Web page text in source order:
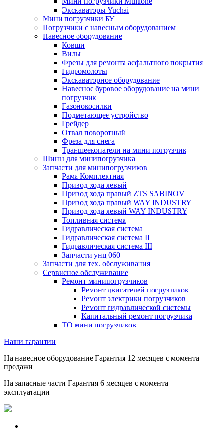
Экскаваторы Yuchai
Мини погрузчики БУ
Погрузчики с навесным оборудованием
Навесное оборудование
Ковши
Вилы
Фрезы для ремонта асфальтного покрытия
Гидромолоты
Экскаваторное оборудование
Навесное буровое оборудование на мини
погрузчик
Газонокосилки
Подметающее устройство
Грейдер
Отвал поворотный
Фреза для снега
Траншеекопатели на мини погрузчик
Шины для минипогрузчика
Запчасти для минипогрузчиков
Рама Комплектная
Привод хода левый
Привод хода правый ZTS SABINOV
Привод хода правый WAY INDUSTRY
Привод хода левый WAY INDUSTRY
Топливная система
Гидравлическая система
Гидравлическая система II
Гидравлическая система III
Запчасти унц 060
Запчасти для тех. обслуживания
Сервисное обслуживание
Ремонт минипогрузчиков
Ремонт двигателей погрузчиков
Ремонт электрики погрузчиков
Ремонт гидравлической системы
Капитальный ремонт погрузчика
ТО мини погрузчиков
Наши гарантии
На навесное оборудование Гарантия 12 месяцев с момента
продажи
На запасные части Гарантия 6 месяцев с момента
эксплуатации